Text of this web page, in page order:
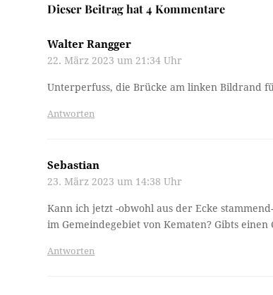
Dieser Beitrag hat 4 Kommentare
Walter Rangger
22. März 2023 um 21:34 Uhr
Unterperfuss, die Brücke am linken Bildrand
Antworten
Sebastian
23. März 2023 um 14:38 Uhr
Kann ich jetzt -obwohl aus der Ecke
im Gemeindegebiet von Kematen? Gibts einen
Antworten